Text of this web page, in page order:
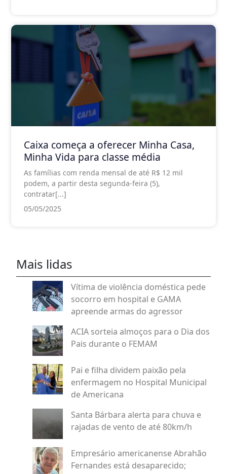
Caixa começa a oferecer Minha Casa,
Minha Vida para classe média
As famílias com renda mensal de até R$ 12 mil
podem, a partir desta segunda-feira (5),
contratar[...]
05/05/2025
Mais lidas
Vítima de violência doméstica pede
socorro em hospital e GAMA
apreende armas do agressor
ACIA sorteia almoços para o Dia dos
Pais durante o FEMAM
Pai e filha dividem paixão pela
enfermagem no Hospital Municipal
de Americana
Santa Bárbara alerta para chuva e
rajadas de vento de até 80km/h
Empresário americanense Abrahão
Fernandes está desaparecido;